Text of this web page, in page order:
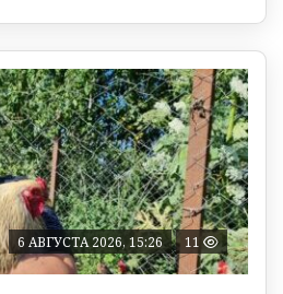
6 АВГУСТА 2026, 15:26 11